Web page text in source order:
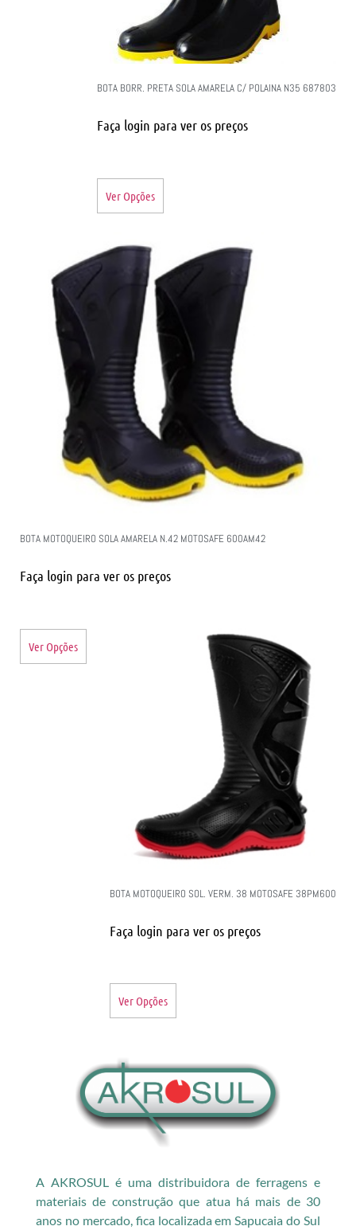
BOTA BORR. PRETA SOLA AMARELA C/ POLAINA N35 687803
Faça login para ver os preços
Ver Opções
BOTA MOTOQUEIRO SOLA AMARELA N.42 MOTOSAFE 600AM42
Faça login para ver os preços
Ver Opções
BOTA MOTOQUEIRO SOL. VERM. 38 MOTOSAFE 38PM600
Faça login para ver os preços
Ver Opções
A AKROSUL é uma distribuidora de ferragens e
materiais de construção que atua há mais de 30
anos no mercado, fica localizada em Sapucaia do Sul